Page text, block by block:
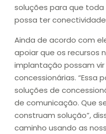
soluções para que
possa ter
Ainda de acordo com
apoiar que os recursos
implantação possam
concessionárias. “Essa
soluções de
de comunicação. Que
construam solução”,
caminho usando as